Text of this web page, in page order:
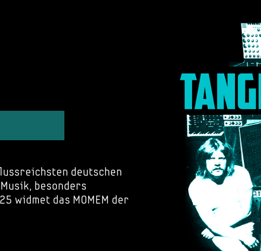
deutschen
besonders
widmet das MOMEM der